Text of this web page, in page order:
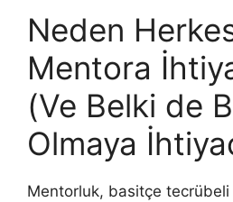
Neden
Mentora
(Ve Belki de
Olmaya
Mentorluk, basitçe